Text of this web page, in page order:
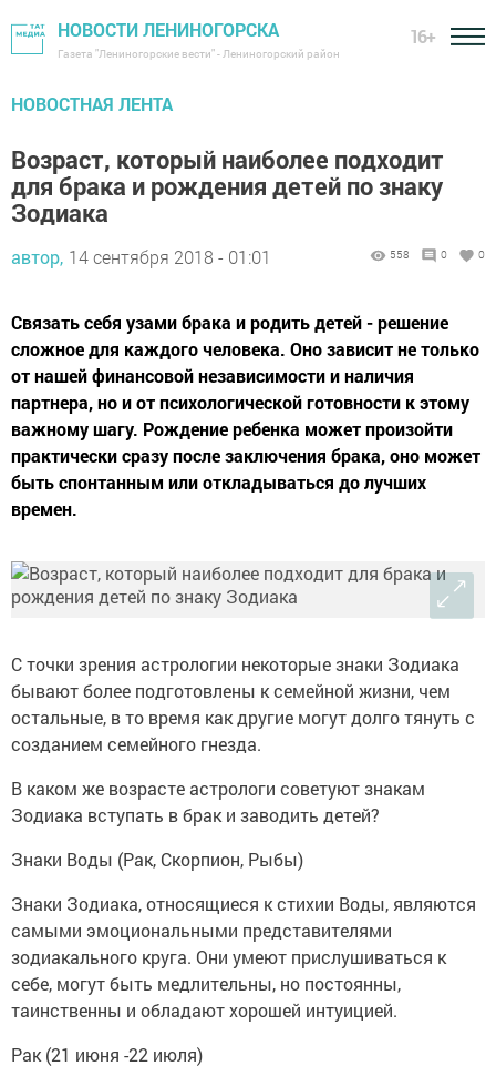
НОВОСТИ ЛЕНИНОГОРСКА
Газета "Лениногорские вести" - Лениногорский район
16+
НОВОСТНАЯ ЛЕНТА
Возраст, который наиболее подходит
для брака и рождения детей по знаку
Зодиака
автор, 14 сентября 2018 - 01:01 558 0 0
Связать себя узами брака и родить детей - решение
сложное для каждого человека. Оно зависит не только
от нашей финансовой независимости и наличия
партнера, но и от психологической готовности к этому
важному шагу. Рождение ребенка может произойти
практически сразу после заключения брака, оно может
быть спонтанным или откладываться до лучших
времен.
С точки зрения астрологии некоторые знаки Зодиака
бывают более подготовлены к семейной жизни, чем
остальные, в то время как другие могут долго тянуть с
созданием семейного гнезда.
В каком же возрасте астрологи советуют знакам
Зодиака вступать в брак и заводить детей?
Знаки Воды (Рак, Скорпион, Рыбы)
Знаки Зодиака, относящиеся к стихии Воды, являются
самыми эмоциональными представителями
зодиакального круга. Они умеют прислушиваться к
себе, могут быть медлительны, но постоянны,
таинственны и обладают хорошей интуицией.
Рак (21 июня -22 июля)